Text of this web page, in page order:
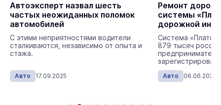
Автоэксперт назвал шесть
частых неожиданных поломок
автомобилей
С этими неприятностями водители
сталкиваются, независимо от опыта и
стажа.
Авто 17.09.2025
Ремонт дорог
системы
дорожной
региона
Система
879 тысяч
миллиона
Авто 06.06.2025